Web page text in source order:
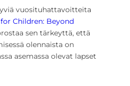
vuosituhattavoitteita
Children: Beyond
sen tärkeyttä, että
olennaista on
asemassa olevat lapset